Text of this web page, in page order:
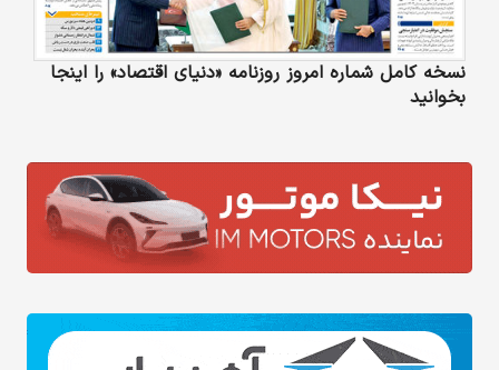
نسخه کامل شماره امروز روزنامه «دنیای‌ اقتصاد» را اینجا
بخوانید